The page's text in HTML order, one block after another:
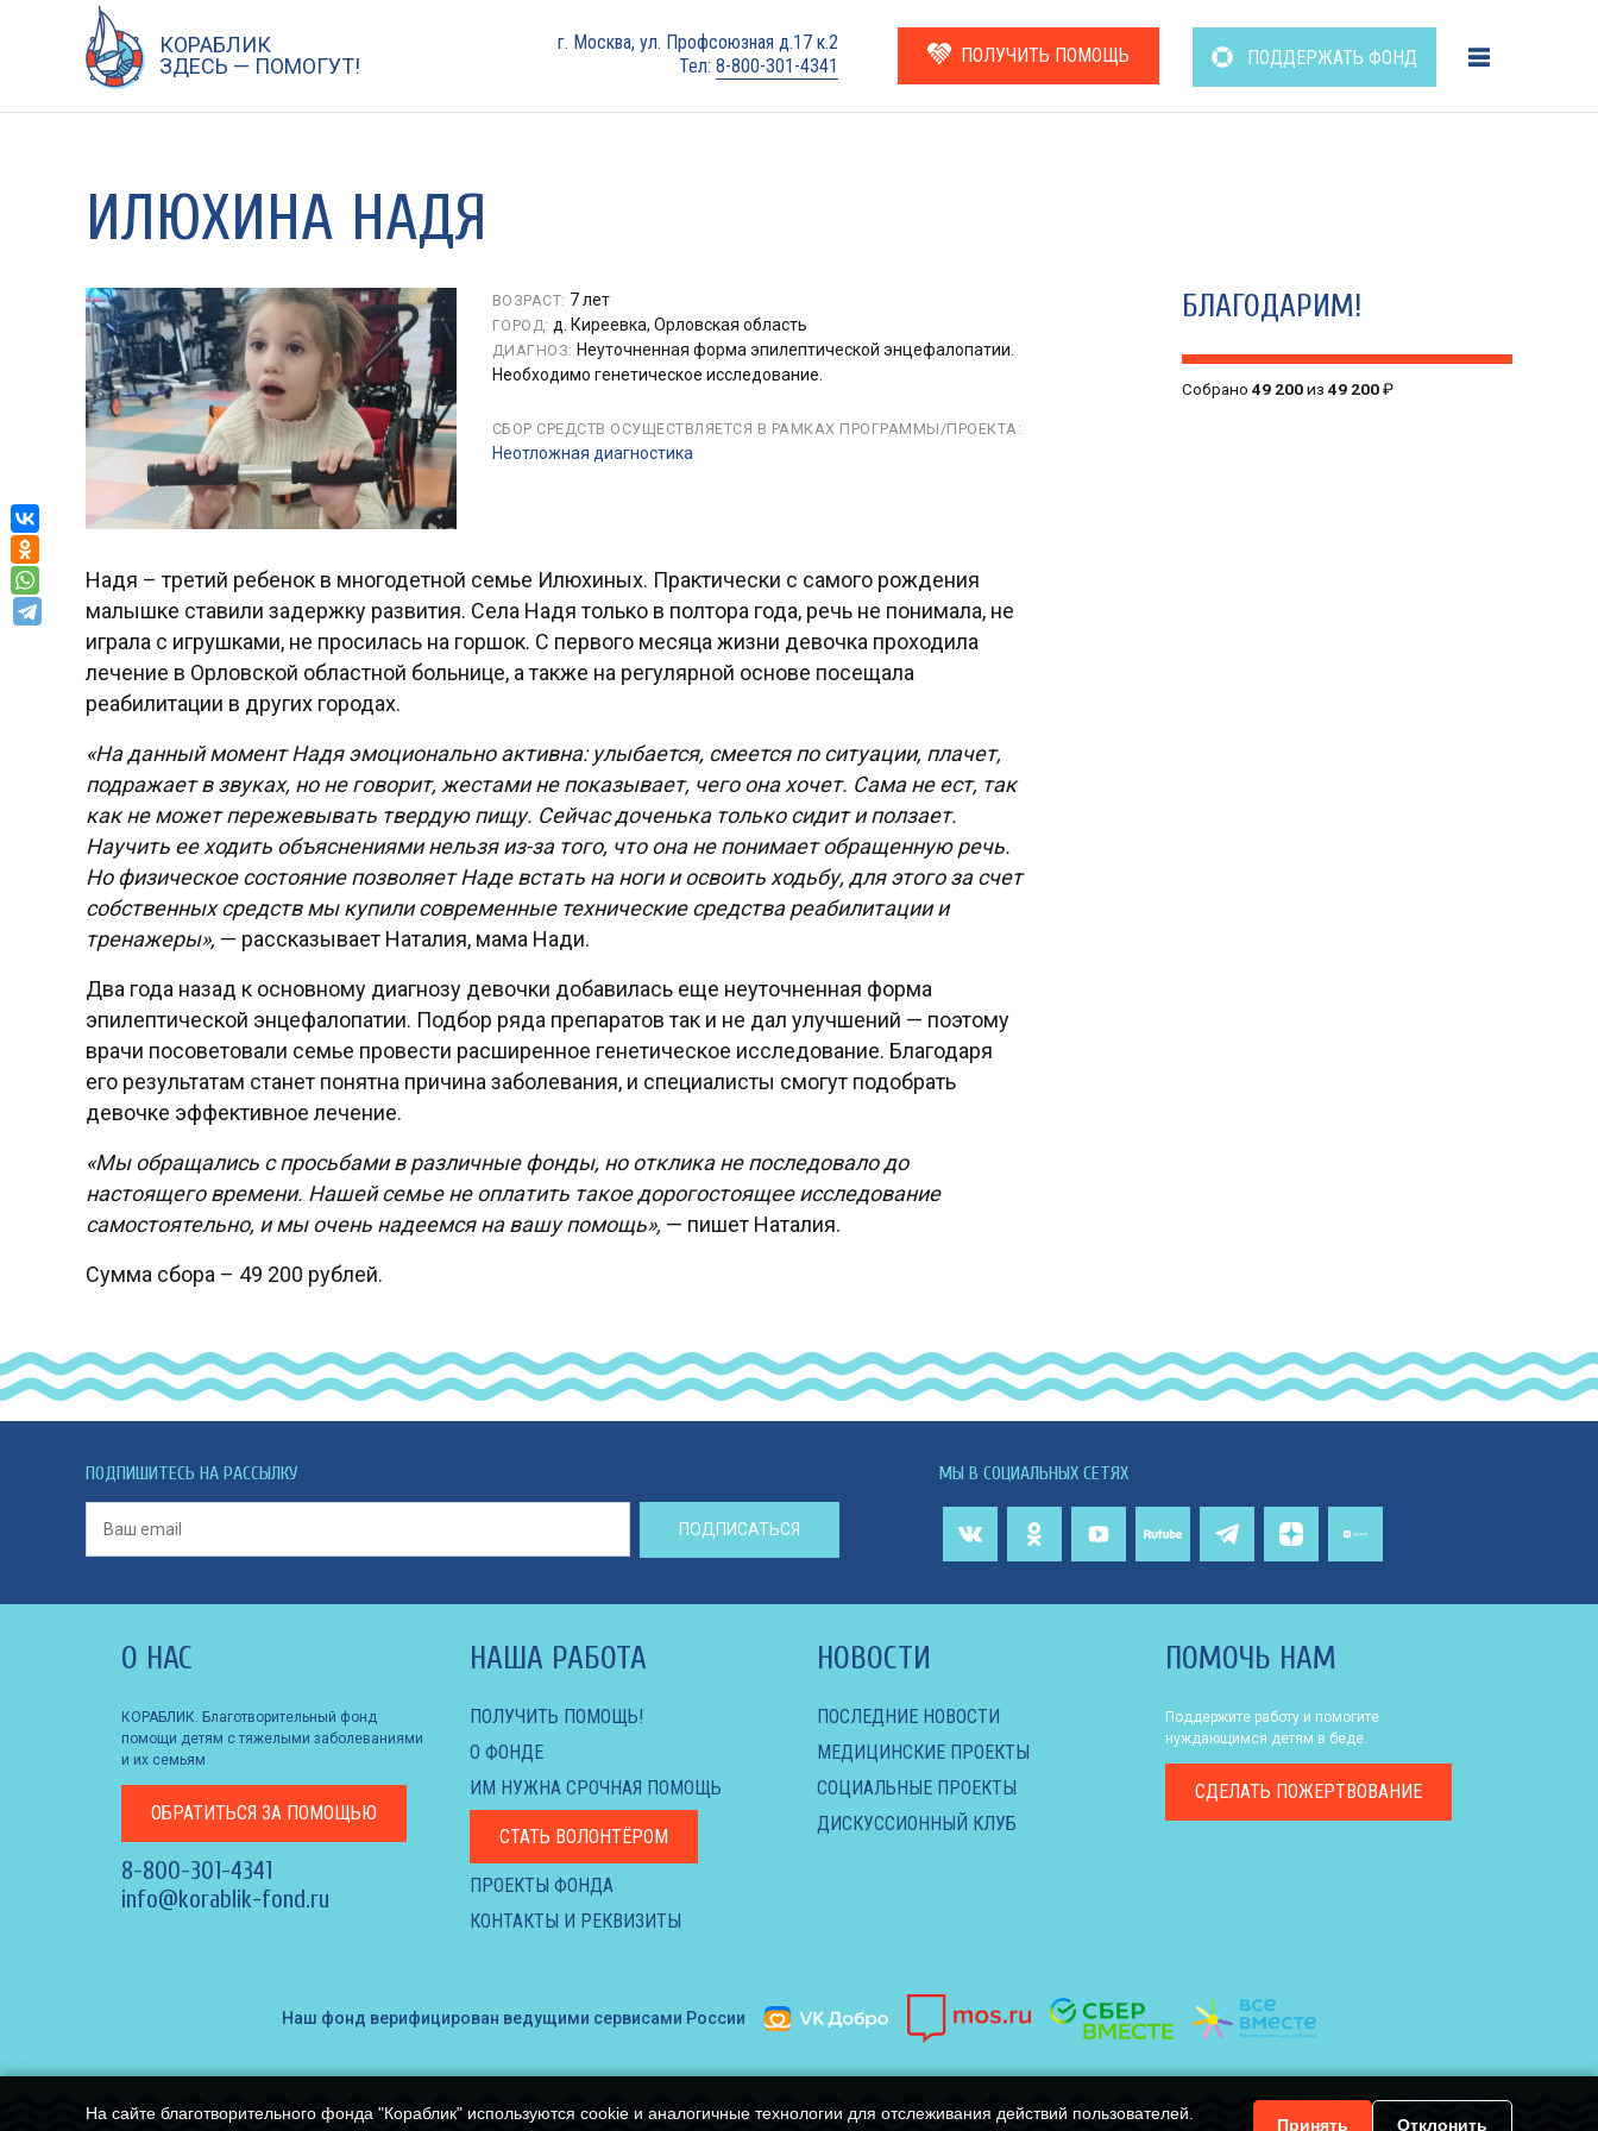
содержанию
КОРАБЛИК
ЗДЕСЬ — ПОМОГУТ!
г. Москва, ул. Профсоюзная д.17 к.2
Тел: 8-800-301-4341 ПОЛУЧИТЬ ПОМОЩЬ ПОДДЕРЖАТЬ ФОНД
ИЛЮХИНА НАДЯ
ВОЗРАСТ: 7 лет
ГОРОД: д. Киреевка, Орловская область
ДИАГНОЗ: Неуточненная форма эпилептической энцефалопатии.
Необходимо генетическое исследование.
СБОР СРЕДСТВ ОСУЩЕСТВЛЯЕТСЯ В РАМКАХ ПРОГРАММЫ/ПРОЕКТА:
Неотложная диагностика
Надя – третий ребенок в многодетной семье Илюхиных. Практически с самого рождения
малышке ставили задержку развития. Села Надя только в полтора года, речь не понимала, не
играла с игрушками, не просилась на горшок. С первого месяца жизни девочка проходила
лечение в Орловской областной больнице, а также на регулярной основе посещала
реабилитации в других городах.
«На данный момент Надя эмоционально активна: улыбается, смеется по ситуации, плачет,
подражает в звуках, но не говорит, жестами не показывает, чего она хочет. Сама не ест, так
как не может пережевывать твердую пищу. Сейчас доченька только сидит и ползает.
Научить ее ходить объяснениями нельзя из-за того, что она не понимает обращенную речь.
Но физическое состояние позволяет Наде встать на ноги и освоить ходьбу, для этого за счет
собственных средств мы купили современные технические средства реабилитации и
тренажеры», — рассказывает Наталия, мама Нади.
Два года назад к основному диагнозу девочки добавилась еще неуточненная форма
эпилептической энцефалопатии. Подбор ряда препаратов так и не дал улучшений — поэтому
врачи посоветовали семье провести расширенное генетическое исследование. Благодаря
его результатам станет понятна причина заболевания, и специалисты смогут подобрать
девочке эффективное лечение.
«Мы обращались с просьбами в различные фонды, но отклика не последовало до
настоящего времени. Нашей семье не оплатить такое дорогостоящее исследование
самостоятельно, и мы очень надеемся на вашу помощь», — пишет Наталия.
Сумма сбора – 49 200 рублей.
БЛАГОДАРИМ!
Собрано49 200из49 200₽
ПОДПИШИТЕСЬ НА РАССЫЛКУ
ПОДПИСАТЬСЯ
МЫ В СОЦИАЛЬНЫХ СЕТЯХ
О НАС
КОРАБЛИК. Благотворительный фонд
помощи детям с тяжелыми заболеваниями
и их семьям
ОБРАТИТЬСЯ ЗА ПОМОЩЬЮ
8-800-301-4341
info@korablik-fond.ru
НАША РАБОТА
ПОЛУЧИТЬ ПОМОЩЬ!
О ФОНДЕ
ИМ НУЖНА СРОЧНАЯ ПОМОЩЬ
СТАТЬ ВОЛОНТЁРОМ
ПРОЕКТЫ ФОНДА
КОНТАКТЫ И РЕКВИЗИТЫ
НОВОСТИ
ПОСЛЕДНИЕ НОВОСТИ
МЕДИЦИНСКИЕ ПРОЕКТЫ
СОЦИАЛЬНЫЕ ПРОЕКТЫ
ДИСКУССИОННЫЙ КЛУБ
ПОМОЧЬ НАМ
Поддержите работу и помогите
нуждающимся детям в беде.
СДЕЛАТЬ ПОЖЕРТВОВАНИЕ
Наш фонд верифицирован ведущими сервисами России
На сайте благотворительного фонда "Кораблик" используются cookie и аналогичные технологии для отслеживания действий пользователей.
Принять Отклонить